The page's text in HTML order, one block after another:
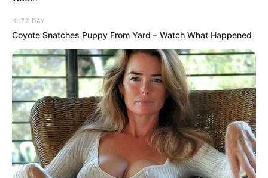
BUZZ DAY
Coyote Snatches Puppy From Yard – Watch What Happened